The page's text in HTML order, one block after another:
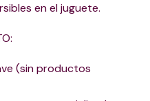
en el juguete.
(sin productos